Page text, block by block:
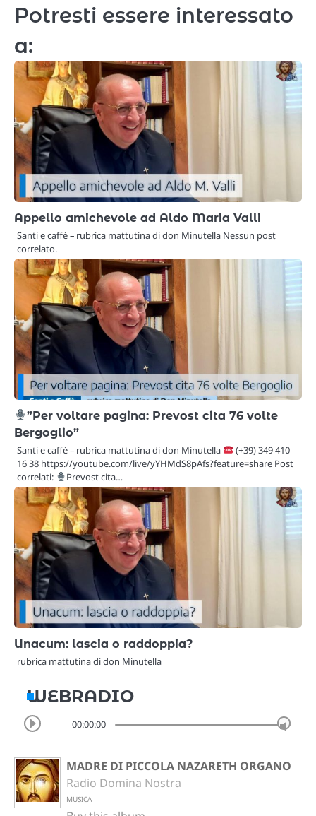
Potresti essere interessato
a:
Appello amichevole ad Aldo Maria Valli
Santi e caffè – rubrica mattutina di don Minutella Nessun post
correlato.
”Per voltare pagina: Prevost cita 76 volte
Bergoglio”
Santi e caffè – rubrica mattutina di don Minutella
(+39) 349 410
16 38 https://youtube.com/live/yYHMdS8pAfs?feature=share Post
correlati:
Prevost cita…
Unacum: lascia o raddoppia?
rubrica mattutina di don Minutella
WEBRADIO
00:00:00
MADRE DI PICCOLA NAZARETH ORGANO
Radio Domina Nostra
MUSICA